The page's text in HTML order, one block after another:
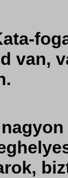
van,